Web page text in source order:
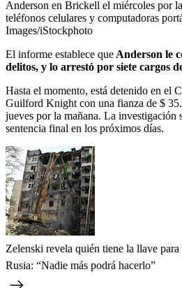
Anderson en Brickell el miércoles por
teléfonos celulares y computadoras
Images/iStockphoto
El informe establece que Anderson le
delitos, y lo arrestó por siete cargos
Hasta el momento, está detenido en el
Guilford Knight con una fianza de $
jueves por la mañana. La investigación
sentencia final en los próximos días.
Zelenski revela quién tiene la llave
Rusia: “Nadie más podrá hacerlo”